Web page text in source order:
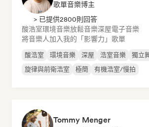
歌單音樂博主
> 已提供2800則回答
酸浩室環境音樂放鬆音樂深屋電子音樂
將音樂人加入我的「影響力」歌單
酸浩室 環境音樂 深屋 浩室音樂
獨立
旋律與前衛浩室
極簡 有機浩室/慢拍
Tommy Menger